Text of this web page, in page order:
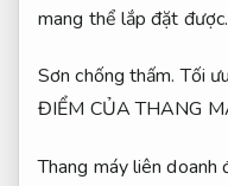
mang thể lắp đặt được.
Sơn chống thấm. Tối
ĐIỂM CỦA THANG
Thang máy liên doanh